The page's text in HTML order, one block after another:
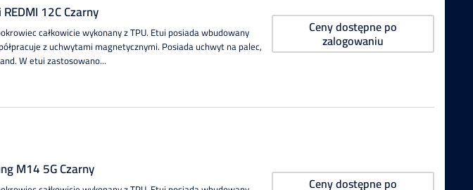
12C Czarny
całkowicie wykonany z TPU. Etui posiada wbudowany
z uchwytami magnetycznymi. Posiada uchwyt na palec,
W etui zastosowano...
Ceny dostępne po
zalogowaniu
M14 5G Czarny
Ceny dostępne po